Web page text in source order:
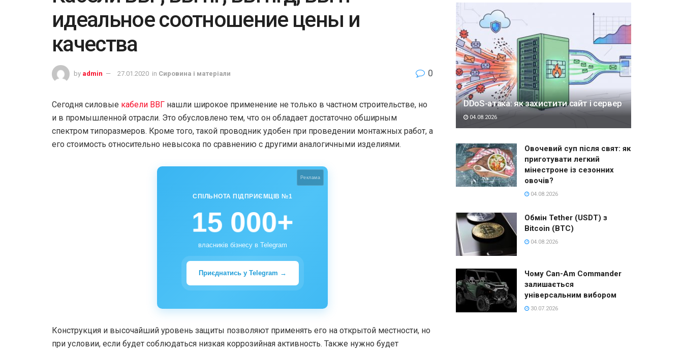
идеальное соотношение цены и
качества
by admin 27.01.2020 in Сировина і матеріали 0
Сегодня силовые кабели ВВГ нашли широкое применение не только в частном строительстве, но
и в промышленной отрасли. Это обусловлено тем, что он обладает достаточно обширным
спектром типоразмеров. Кроме того, такой проводник удобен при проведении монтажных работ, а
его стоимость относительно невысока по сравнению с другими аналогичными изделиями.
Реклама
СПІЛЬНОТА ПІДПРИЄМЦІВ №1
15 000+
власників бізнесу в Telegram
Приєднатись у Telegram →
Конструкция и высочайший уровень защиты позволяют применять его на открытой местности, но
при условии, если будет соблюдаться низкая коррозийная активность. Также нужно будет
DDoS-атака: як захистити сайт і сервер
04.08.2026
Овочевий суп після свят: як
приготувати легкий
мінестроне із сезонних
овочів?
04.08.2026
Обмін Tether (USDT) з
Bitcoin (BTC)
04.08.2026
Чому Can-Am Commander
залишається
універсальним вибором
30.07.2026